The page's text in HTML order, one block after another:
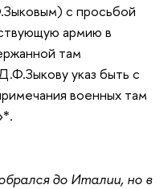
с просьбой
армию в
там
указ быть с
военных там
до Италии, но в